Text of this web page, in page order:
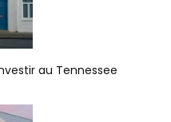
au Tennessee